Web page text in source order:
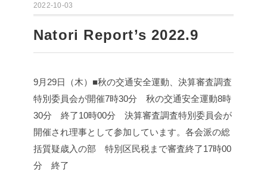
2022-10-03
Natori Report’s 2022.9
9月29日（木）■秋の交通安全運動、決算審査調査
特別委員会が開催7時30分 秋の交通安全運動8時
30分 終了10時00分 決算審査調査特別委員会が
開催され理事として参加しています。 各会派の総
括質疑歳入の部 特別区民税まで審査終了17時00
分 終了